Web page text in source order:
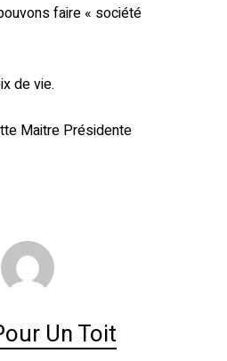
faire « société
de vie.
Maitre Présidente
Un Toit